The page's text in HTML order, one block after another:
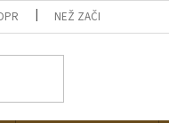
NEŽ ZAČNU NAKUPOVAT